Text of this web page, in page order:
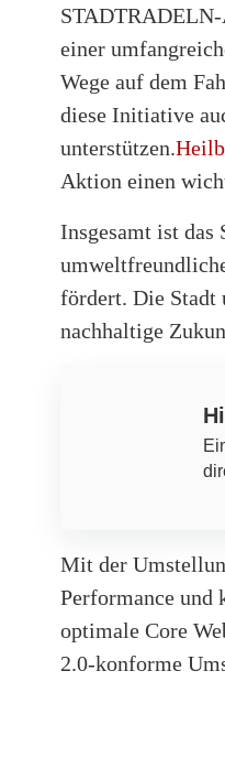
einer
Wege auf dem
diese Initiative
unterstützen.
Aktion einen
Insgesamt ist
fördert. Die Stadt
nachhaltige
Mit der
Performance und
optimale Core
2.0-konforme